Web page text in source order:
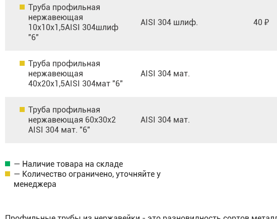
Труба профильная
нержавеющая
10х10х1,5AISI 304шлиф
"6"
AISI 304 шлиф. 40 ₽
Труба профильная
нержавеющая
40х20х1,5AISI 304мат "6"
AISI 304 мат.
Труба профильная
нержавеющая 60х30х2
AISI 304 мат. "6"
AISI 304 мат.
— Наличие товара на складе
— Количество ограничено, уточняйте у
менеджера